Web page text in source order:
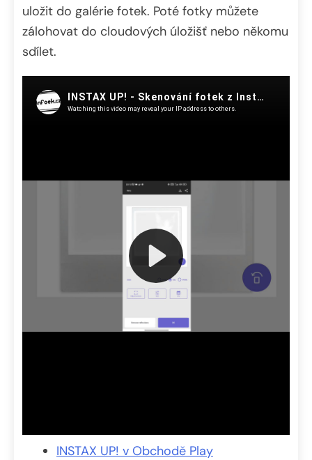
uložit do galérie fotek. Poté fotky můžete
zálohovat do cloudových úložišť nebo někomu
sdílet.
INSTAX UP! v Obchodě Play